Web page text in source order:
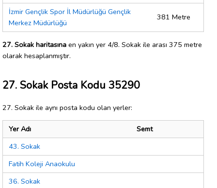
İzmir Gençlik Spor İl Müdürlüğü Gençlik
Merkez Müdürlüğü
381 Metre
27. Sokak haritasına en yakın yer 4/8. Sokak ile arası 375 metre
olarak hesaplanmıştır.
27. Sokak Posta Kodu 35290
27. Sokak ile aynı posta kodu olan yerler:
Yer Adı
Semt
43. Sokak
Fatih Koleji Anaokulu
36. Sokak